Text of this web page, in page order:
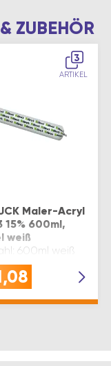
ZUBEHÖR
3
ARTIKEL
Maler-Acryl
15% 600ml,
weiß
600ml weiß